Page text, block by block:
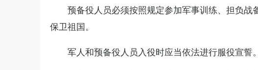
预备役人员必须按照规定参加军事训练、担负战
保卫祖国。
军人和预备役人员入役时应当依法进行服役宣誓。